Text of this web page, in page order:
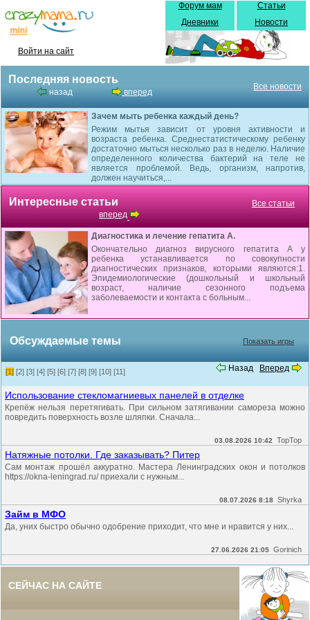
Войти на сайт
Форум мам
Дневники
Статьи
Новости
Последняя новость
назад вперед
Все новости
Зачем мыть ребенка каждый день?
Режим мытья зависит от уровня активности и
возраста ребенка. Среднестатистическому ребенку
достаточно мыться несколько раз в неделю. Наличие
определенного количества бактерий на теле не
является проблемой. Ведь, организм, напротив,
должен научиться,...
Интересные статьи
вперед
Все статьи
Диагностика и лечение гепатита А.
Окончательно диагноз вирусного гепатита А у
ребенка устанавливается по совокупности
диагностических признаков, которыми являются:1.
Эпидемиологические (дошкольный и школьный
возраст, наличие сезонного подъема
заболеваемости и контакта с больным...
Обсуждаемые темы Показать игры
Назад Вперед
[1] [2] [3] [4] [5] [6] [7] [8] [9] [10] [11]
Использование стекломагниевых панелей в отделке
Крепёж нельзя перетягивать. При сильном затягивании самореза можно
повредить поверхность возле шляпки. Сначала...
03.08.2026 10:42 TopTop
Натяжные потолки. Где заказывать? Питер
Сам монтаж прошёл аккуратно. Мастера Ленинградских окон и потолков
https://okna-leningrad.ru/ приехали с нужным...
08.07.2026 8:18 Shyrka
Займ в МФО
Да, уних быстро обычно одобрение приходит, что мне и нравится у них...
27.06.2026 21:05 Gorinich
СЕЙЧАС НА САЙТЕ